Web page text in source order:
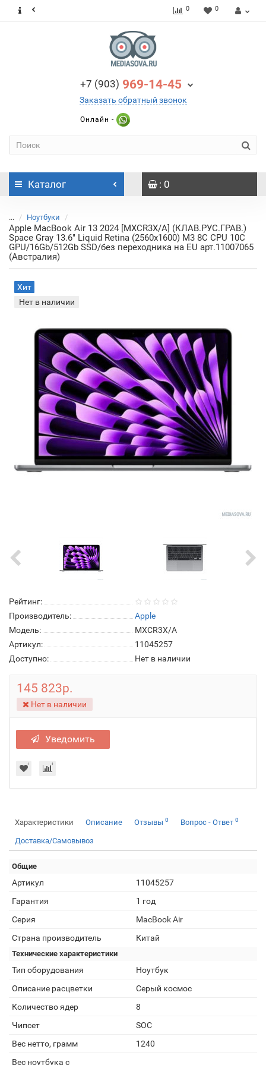
0 0
+7 (903) 969-14-45
Заказать обратный звонок
Онлайн -
Каталог : 0
... Ноутбуки
Apple MacBook Air 13 2024 [MXCR3X/A] (КЛАВ.РУС.ГРАВ.)
Space Gray 13.6" Liquid Retina (2560x1600) M3 8C CPU 10C
GPU/16Gb/512Gb SSD/без переходника на EU арт.11007065
(Австралия)
Хит
Нет в наличии
Рейтинг:
Производитель:
Apple
Модель:
MXCR3X/A
Артикул:
11045257
Доступно:
Нет в наличии
145 823р.
Нет в наличии
Уведомить
Характеристики Описание Отзывы 0 Вопрос - Ответ 0
Доставка/Самовывоз
Общие
Артикул
11045257
Гарантия
1 год
Серия
MacBook Air
Страна производитель
Китай
Технические характеристики
Тип оборудования
Ноутбук
Описание расцветки
Серый космос
Количество ядер
8
Чипсет
SOC
Вес нетто, грамм
1240
Вес ноутбука с